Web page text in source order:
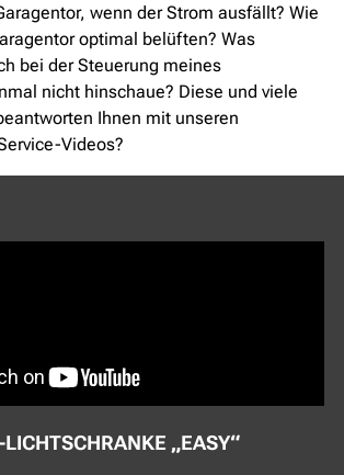
wenn der Strom ausfällt? Wie
optimal belüften? Was
bei der Steuerung meines
nicht hinschaue? Diese und viele
Ihnen mit unseren
Videos?
„EASY“